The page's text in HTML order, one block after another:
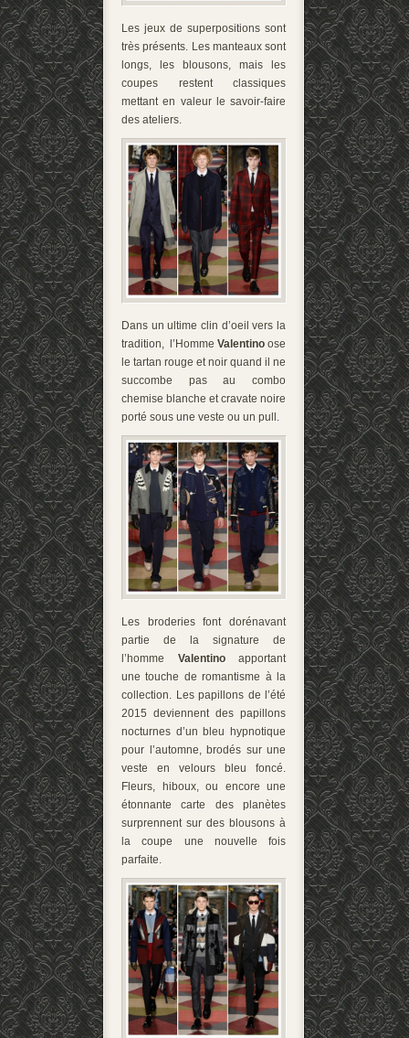
Les jeux de superpositions sont
très présents. Les manteaux sont
longs, les blousons, mais les
coupes restent classiques
mettant en valeur le savoir-faire
des ateliers.
Dans un ultime clin d’oeil vers la
tradition, l’Homme Valentino ose
le tartan rouge et noir quand il ne
succombe pas au combo
chemise blanche et cravate noire
porté sous une veste ou un pull.
Les broderies font dorénavant
partie de la signature de
l’homme Valentino apportant
une touche de romantisme à la
collection. Les papillons de l’été
2015 deviennent des papillons
nocturnes d’un bleu hypnotique
pour l’automne, brodés sur une
veste en velours bleu foncé.
Fleurs, hiboux, ou encore une
étonnante carte des planètes
surprennent sur des blousons à
la coupe une nouvelle fois
parfaite.